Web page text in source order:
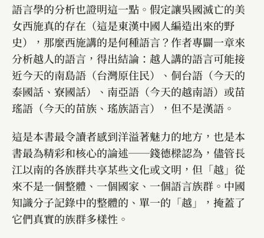
語言學的分析也證明這一點。假定讓吳國滅亡的美
女西施真的存在（這是東漢中國人編造出來的野
史），那麼西施講的是何種語言？作者專闢一章來
分析越人的語言，得出結論：越人講的語言可能接
近今天的南島語（台灣原住民）、侗台語（今天的
泰國話、寮國話）、南亞語（今天的越南語）或苗
瑤語（今天的苗族、瑤族語言），但不是漢語。
這是本書最令讀者感到洋溢著魅力的地方，也是本
書最為精彩和核心的論述──錢德樑認為，儘管長
江以南的各族群共享某些文化或文明，但「越」從
來不是一個整體、一個國家、一個語言族群。中國
知識分子記錄中的整體的、單一的「越」，掩蓋了
它們真實的族群多樣性。